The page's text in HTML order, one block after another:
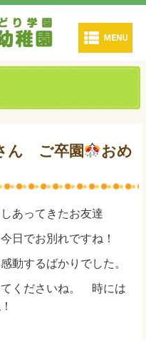
ん ご卒園
おめ
あってきたお友達
日でお別れですね！
動するばかりでした。
てくださいね。 時には